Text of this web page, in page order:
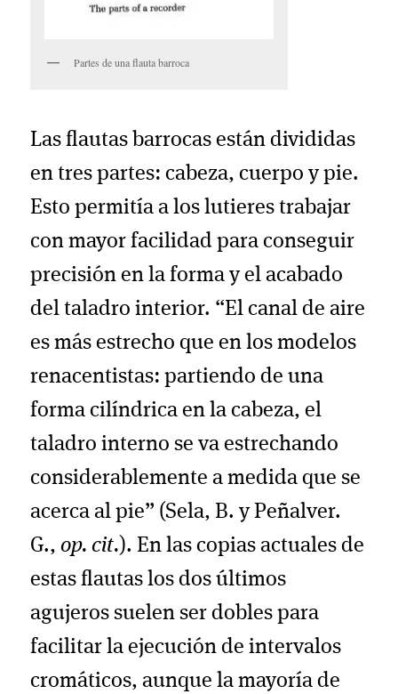
Partes de una flauta barroca
Las flautas barrocas están divididas
en tres partes: cabeza, cuerpo y pie.
Esto permitía a los lutieres trabajar
con mayor facilidad para conseguir
precisión en la forma y el acabado
del taladro interior. “El canal de aire
es más estrecho que en los modelos
renacentistas: partiendo de una
forma cilíndrica en la cabeza, el
taladro interno se va estrechando
considerablemente a medida que se
acerca al pie” (Sela, B. y Peñalver.
G.,op. cit.). En las copias actuales de
estas flautas los dos últimos
agujeros suelen ser dobles para
facilitar la ejecución de intervalos
cromáticos, aunque la mayoría de